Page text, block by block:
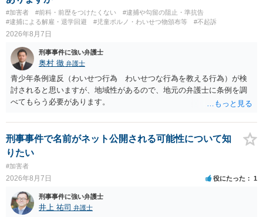
す。 また，意図的に示そうとする故意が必要ですが，本件では，通過
する車両があると服を着ている（わいせつな状態をなくしている）の
ですから，むしろ見られないようにしており，故意が認められること
査の対象になることはありません。 警察から連絡がくることもないで
しょう。 【質問２】 見せようと思っていないことは，服を着たりする
行為から明らかです。したがいまして，注意を受けることさえありま
せん。まして，刑罰として罰せられることもありません。 【質問３】
以上のように犯罪の嫌疑が否定されますから，逮捕勾留される可能性
が成立することが前提ですので，不起訴とする理由としても前提を欠
いています。不起訴にするにしても，不起訴の可能性はありません。
あえて不起訴の理由を挙げるなら，「嫌疑不十分」か「嫌疑なし」で
す。
#加害者 #前科・前歴をつけたくない
#逮捕や勾留の阻止・準抗告
#逮捕による解雇・退学回避
#児童ポルノ・わいせつ物頒布等 #不起訴
2026年8月7日
刑事事件に強い弁護士
奥村 徹 弁護士
青少年条例違反（わいせつ行為 わいせつな行為を教える行為）が検
討されると思いますが、地域性があるので、地元の弁護士に条例を調
べてもらう必要があります。
刑事事件で名前がネット公開される可能性について知
りたい
#加害者
2026年8月7日 役にたった 1
刑事事件に強い弁護士
井上 祐司 弁護士